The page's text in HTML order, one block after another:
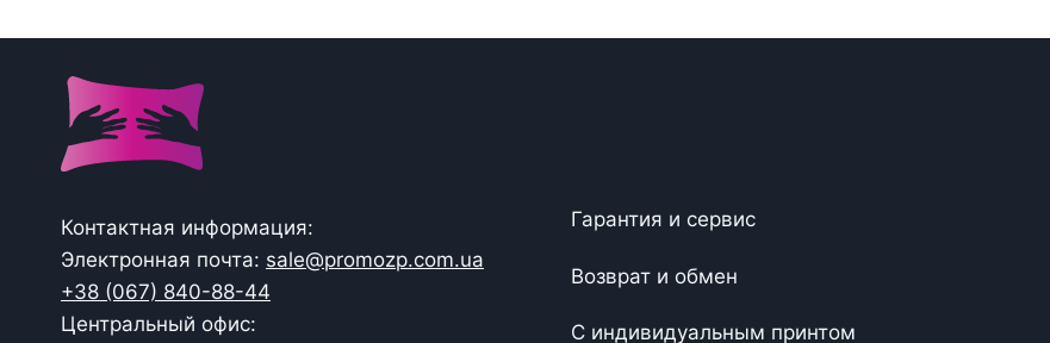
Контактная информация:
Электронная почта: sale@promozp.com.ua
+38 (067) 840-88-44
Центральный офис:
Гарантия и сервис
Возврат и обмен
С индивидуальным принтом